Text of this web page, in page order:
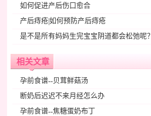
如何促进产后伤口愈合
产后痔疮|如何预防产后痔疮
是不是所有妈妈生完宝宝阴道都会松弛呢？
相关文章
孕前食谱--贝茸鲜菇汤
断奶后迟迟不来月经怎么办
孕前食谱--焦糖蛋奶布丁